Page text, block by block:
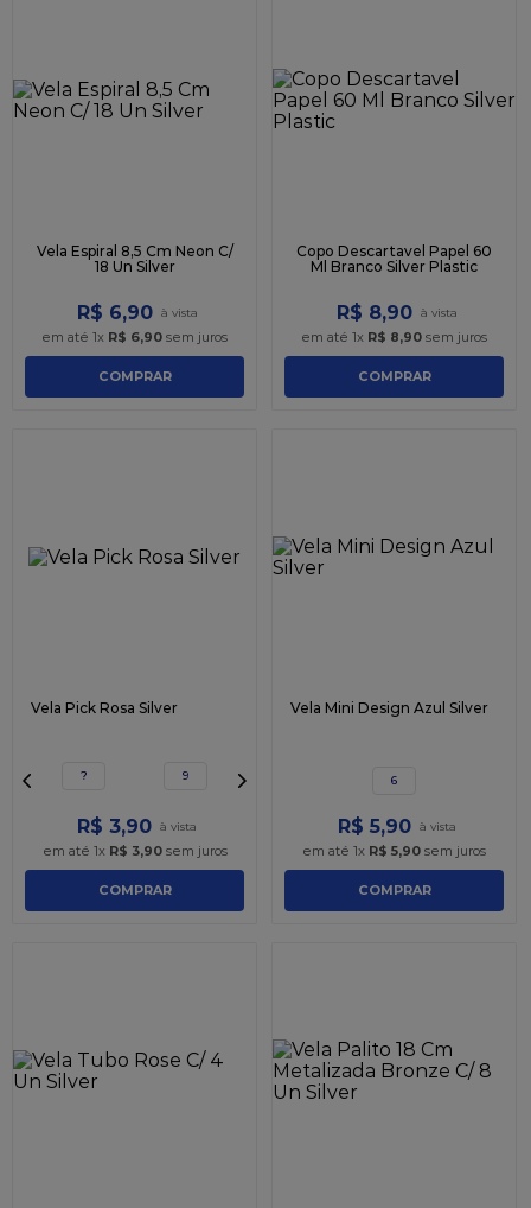
Vela Espiral 8,5 Cm Neon C/
18 Un Silver
R$ 6,90
em até 1x R$ 6,90 sem juros
COMPRAR
Copo Descartavel Papel 60
Ml Branco Silver Plastic
R$ 8,90
em até 1x R$ 8,90 sem juros
COMPRAR
Vela Pick Rosa Silver
? 9
R$ 3,90
em até 1x R$ 3,90sem juros
COMPRAR
Vela Mini Design Azul Silver
6
R$ 5,90
em até 1x R$ 5,90 sem juros
COMPRAR